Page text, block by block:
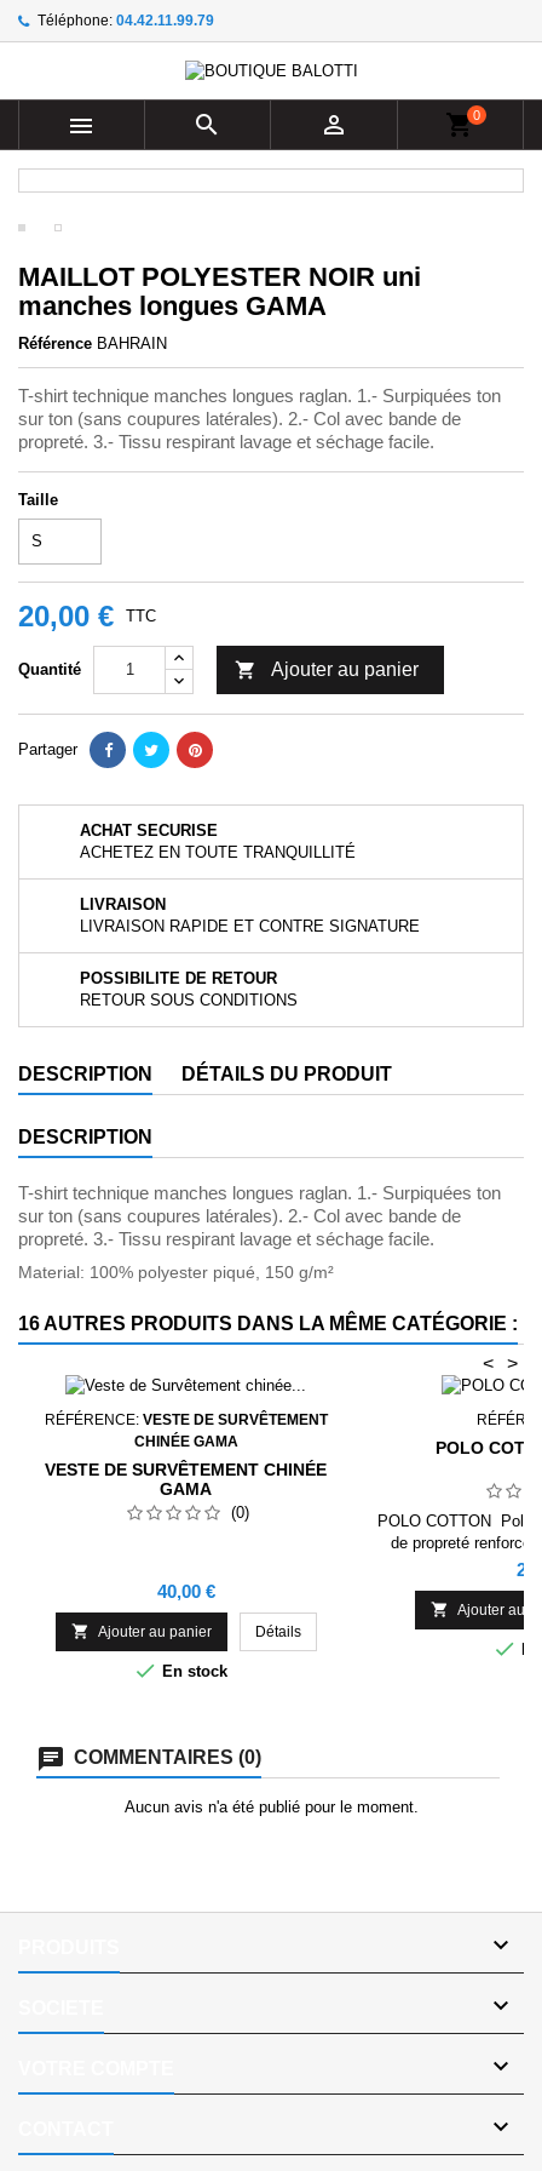
Téléphone: 04.42.11.99.79
   shopping_cart0
MAILLOT POLYESTER NOIR uni
manches longues GAMA
Référence BAHRAIN
T-shirt technique manches longues raglan. 1.- Surpiquées ton
sur ton (sans coupures latérales). 2.- Col avec bande de
propreté. 3.- Tissu respirant lavage et séchage facile.
Taille
20,00 € TTC
Quantité  Ajouter au panier
Partager
ACHAT SECURISE
ACHETEZ EN TOUTE TRANQUILLITÉ
LIVRAISON
LIVRAISON RAPIDE ET CONTRE SIGNATURE
POSSIBILITE DE RETOUR
RETOUR SOUS CONDITIONS
DESCRIPTION DÉTAILS DU PRODUIT
DESCRIPTION
T-shirt technique manches longues raglan. 1.- Surpiquées ton
sur ton (sans coupures latérales). 2.- Col avec bande de
propreté. 3.- Tissu respirant lavage et séchage facile.
Material: 100% polyester piqué, 150 g/m²
16 AUTRES PRODUITS DANS LA MÊME CATÉGORIE :
>
<
RÉFÉRENCE: VESTE DE SURVÊTEMENT
CHINÉE GAMA
VESTE DE SURVÊTEMENT CHINÉE
GAMA
(0)
Prix
40,00 €
 Ajouter au panier Détails
 En stock
POLO
POLO COTTON Polo
de propreté
manches en côte
de boutonnage
 Ajouter au

COMMENTAIRES (0)
Aucun avis n'a été publié pour le moment.




Ajouter à ma liste d'envies ×
add_circle_outline Create new list
((title)) ×
((label))
Connexion ×
votre liste d'envies.